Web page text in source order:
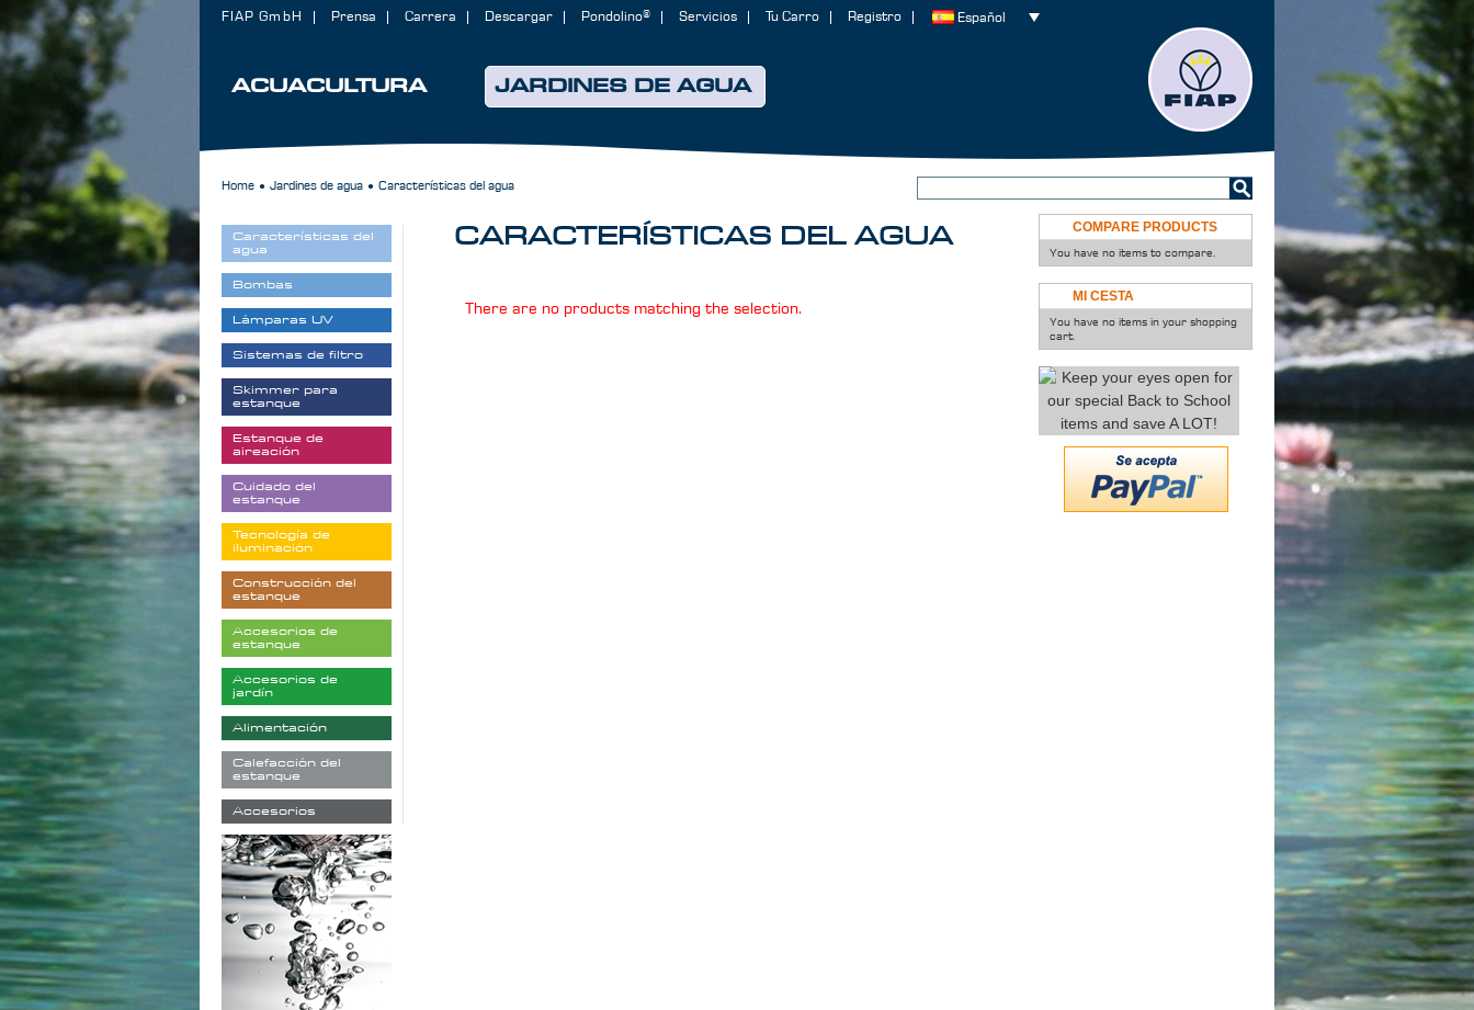
ACUACULTURA JARDINES DE AGUA
FIAP GmbH Prensa Carrera Descargar Pondolino® Servicios Tu Carro Registro Español
Home ● Jardines de agua ● Características del agua
CARACTERÍSTICAS DEL AGUA
There are no products matching the selection.
Características del
agua
Bombas
Lámparas UV
Sistemas de filtro
Skimmer para
estanque
Estanque de
aireación
Cuidado del
estanque
Tecnología de
iluminación
Construcción del
estanque
Accesorios de
estanque
Accesorios de
jardín
Alimentación
Calefacción del
estanque
Accesorios
COMPARE PRODUCTS
You have no items to compare.
MI CESTA
You have no items in your shopping
cart.